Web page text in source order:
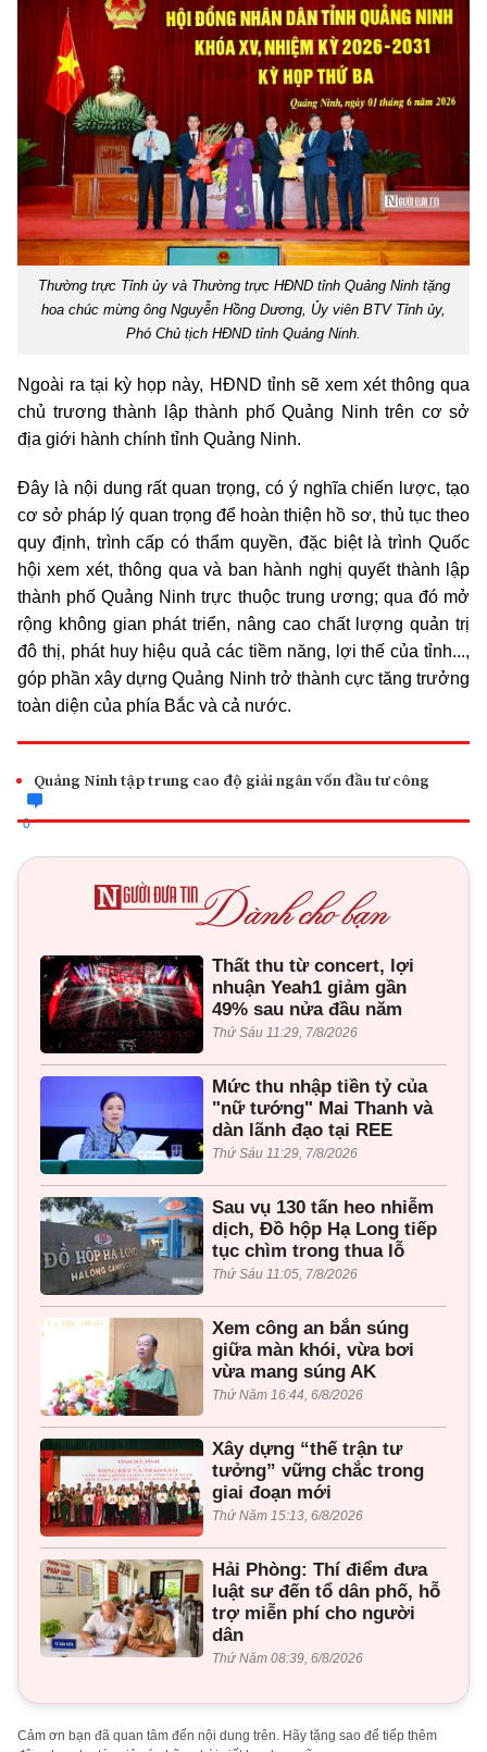
Thường trực Tỉnh ủy và Thường trực HĐND tỉnh Quảng Ninh tặng
hoa chúc mừng ông Nguyễn Hồng Dương, Ủy viên BTV Tỉnh ủy,
Phó Chủ tịch HĐND tỉnh Quảng Ninh.
Ngoài ra tại kỳ họp này, HĐND tỉnh sẽ xem xét thông qua
chủ trương thành lập thành phố Quảng Ninh trên cơ sở
địa giới hành chính tỉnh Quảng Ninh.
Đây là nội dung rất quan trọng, có ý nghĩa chiến lược, tạo
cơ sở pháp lý quan trọng để hoàn thiện hồ sơ, thủ tục theo
quy định, trình cấp có thẩm quyền, đặc biệt là trình Quốc
hội xem xét, thông qua và ban hành nghị quyết thành lập
thành phố Quảng Ninh trực thuộc trung ương; qua đó mở
rộng không gian phát triển, nâng cao chất lượng quản trị
đô thị, phát huy hiệu quả các tiềm năng, lợi thế của tỉnh...,
góp phần xây dựng Quảng Ninh trở thành cực tăng trưởng
toàn diện của phía Bắc và cả nước.
Quảng Ninh tập trung cao độ giải ngân vốn đầu tư công
0
Thất thu từ concert, lợi
nhuận Yeah1 giảm gần
49% sau nửa đầu năm
Thứ Sáu 11:29, 7/8/2026
Mức thu nhập tiền tỷ của
"nữ tướng" Mai Thanh và
dàn lãnh đạo tại REE
Thứ Sáu 11:29, 7/8/2026
Sau vụ 130 tấn heo nhiễm
dịch, Đồ hộp Hạ Long tiếp
tục chìm trong thua lỗ
Thứ Sáu 11:05, 7/8/2026
Xem công an bắn súng
giữa màn khói, vừa bơi
vừa mang súng AK
Thứ Năm 16:44, 6/8/2026
Xây dựng “thế trận tư
tưởng” vững chắc trong
giai đoạn mới
Thứ Năm 15:13, 6/8/2026
Hải Phòng: Thí điểm đưa
luật sư đến tổ dân phố, hỗ
trợ miễn phí cho người
dân
Thứ Năm 08:39, 6/8/2026
Cảm ơn bạn đã quan tâm đến nội dung trên. Hãy tặng sao để tiếp thêm